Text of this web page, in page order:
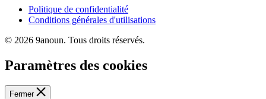
Politique de confidentialité
Conditions générales d'utilisations
© 2026 9anoun. Tous droits réservés.
Paramètres des cookies
Fermer